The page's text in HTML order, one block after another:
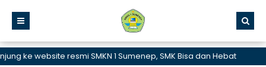
ke website resmi SMKN 1 Sumenep, SMK Bisa dan Hebat